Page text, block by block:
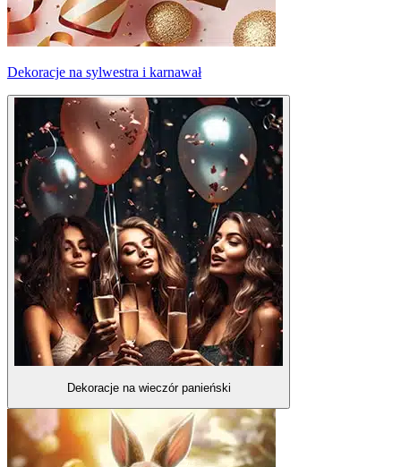
Dekoracje na sylwestra i karnawał
Dekoracje na wieczór panieński